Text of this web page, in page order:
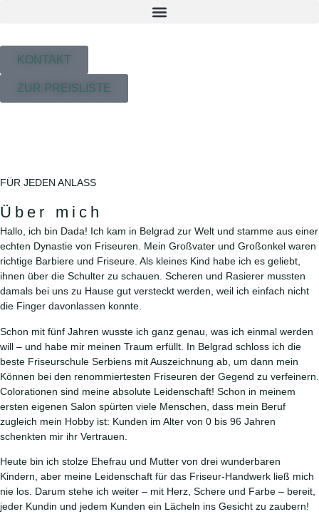
KONTAKT
ZUR PREISLISTE
FÜR JEDEN ANLASS
Über mich
Hallo, ich bin Dada! Ich kam in Belgrad zur Welt und stamme aus einer
echten Dynastie von Friseuren. Mein Großvater und Großonkel waren
richtige Barbiere und Friseure. Als kleines Kind habe ich es geliebt,
ihnen über die Schulter zu schauen. Scheren und Rasierer mussten
damals bei uns zu Hause gut versteckt werden, weil ich einfach nicht
die Finger davonlassen konnte.
Schon mit fünf Jahren wusste ich ganz genau, was ich einmal werden
will – und habe mir meinen Traum erfüllt. In Belgrad schloss ich die
beste Friseurschule Serbiens mit Auszeichnung ab, um dann mein
Können bei den renommiertesten Friseuren der Gegend zu verfeinern.
Colorationen sind meine absolute Leidenschaft! Schon in meinem
ersten eigenen Salon spürten viele Menschen, dass mein Beruf
zugleich mein Hobby ist: Kunden im Alter von 0 bis 96 Jahren
schenkten mir ihr Vertrauen.
Heute bin ich stolze Ehefrau und Mutter von drei wunderbaren
Kindern, aber meine Leidenschaft für das Friseur-Handwerk ließ mich
nie los. Darum stehe ich weiter – mit Herz, Schere und Farbe – bereit,
jeder Kundin und jedem Kunden ein Lächeln ins Gesicht zu zaubern!